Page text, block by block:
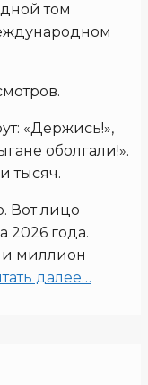
том
«Держись!»,
оболгали!».
тысяч.
Вот лицо
2026 года.
и миллион
далее…